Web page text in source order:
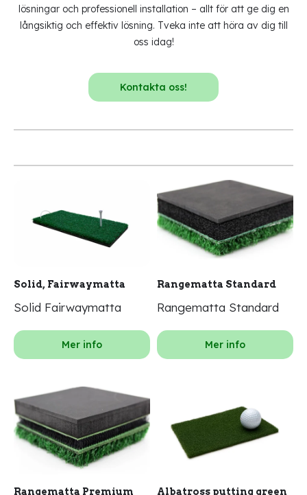
lösningar och professionell installation – allt för att ge dig en
långsiktig och effektiv lösning. Tveka inte att höra av dig till
oss idag!
Kontakta oss!
Solid, Fairwaymatta
Solid Fairwaymatta
Mer info
Rangematta Standard
Rangematta Standard
Mer info
Rangematta Premium Albatross putting green